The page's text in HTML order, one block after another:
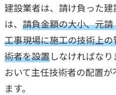
建設業者は、請け負った
は、 請負金額の大小、元
工事現場に施工の技術上
術者を設置しなければな
おいて主任技術者の配置
ます。